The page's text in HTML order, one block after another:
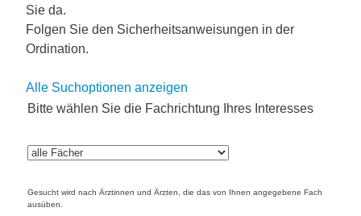
Sie da.
Folgen Sie den Sicherheitsanweisungen in der
Ordination.
Alle Suchoptionen anzeigen
Bitte wählen Sie die Fachrichtung Ihres Interesses
Gesucht wird nach Ärztinnen und Ärzten, die das von Ihnen angegebene Fach
ausüben.